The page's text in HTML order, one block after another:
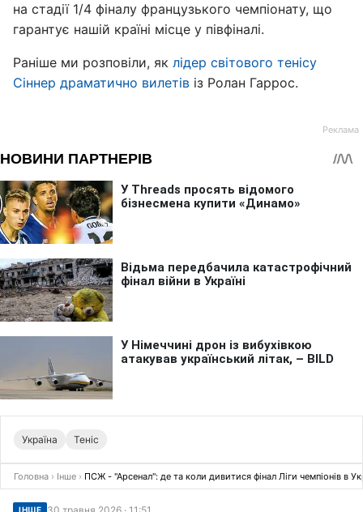
на стадії 1/4 фіналу французького чемпіонату, що
гарантує нашій країні місце у півфіналі.
Раніше ми розповіли, як лідер світового тенісу
Сіннер драматично вилетів із Ролан Гаррос.
Україна Теніс
Головна › Інше › ПСЖ - "Арсенал": де та коли дивитися фінал Ліги чемпіонів в
ІНШЕ 30 травня 2026 · 11:51